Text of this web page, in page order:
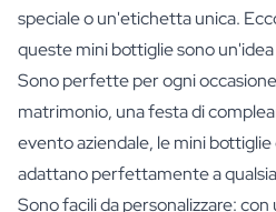
speciale o un'etichetta unica.
queste mini bottiglie sono
Sono perfette per ogni
matrimonio, una festa di
evento aziendale, le mini
adattano perfettamente a
Sono facili da personalizzare: